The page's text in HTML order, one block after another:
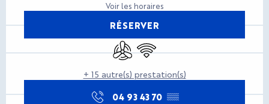
Voir les horaires
RÉSERVER
Air conditionné
WiFi
+ 15 autre(s) prestation(s)
04 93 43 70 ▒▒